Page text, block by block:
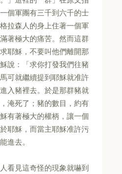
個軍團有三千到六千的士
拉森人的身上住著一個軍
著極大的痛苦。然而這群
耶穌，不要叫他們離開那
說：「求你打發我們往豬
可就繼續提到耶穌就准許
入豬裡去。於是那群豬就
淹死了；豬的數目，約有
有著極大的權柄，讓一個
耶穌，而當主耶穌准許污
進去。
看見這奇怪的現象就嚇到